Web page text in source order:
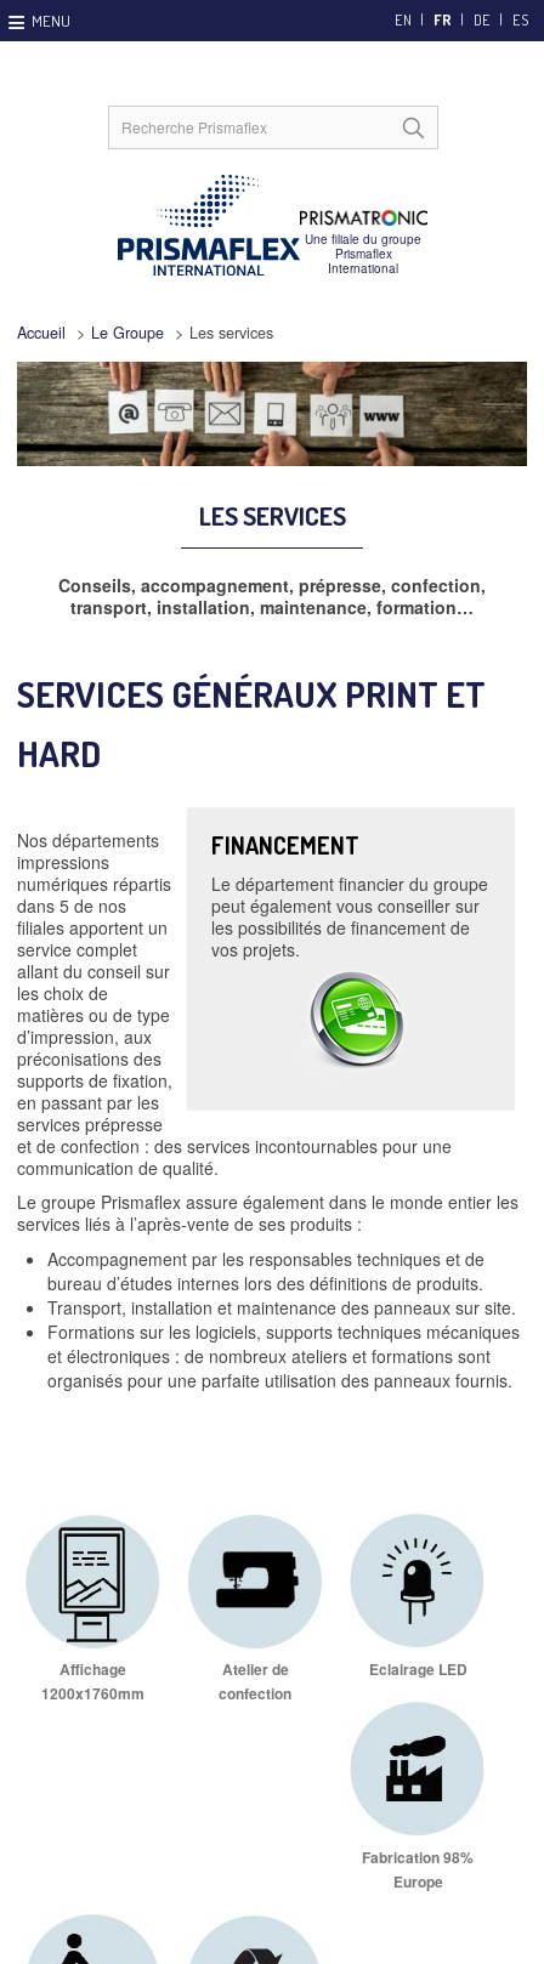
EN FR DE ES
Accueil > Le Groupe > Les services
LES SERVICES
Conseils, accompagnement, prépresse, confection,
transport, installation, maintenance, formation…
SERVICES GÉNÉRAUX PRINT ET
HARD
FINANCEMENT
Le département financier du groupe
peut également vous conseiller sur
les possibilités de financement de
vos projets.
Nos départements
impressions
numériques répartis
dans 5 de nos
filiales apportent un
service complet
allant du conseil sur
les choix de
matières ou de type
d’impression, aux
préconisations des
supports de fixation,
en passant par les
services prépresse
et de confection : des services incontournables pour une
communication de qualité.
Le groupe Prismaflex assure également dans le monde entier les
services liés à l’après-vente de ses produits :
Accompagnement par les responsables techniques et de
bureau d’études internes lors des définitions de produits.
Transport, installation et maintenance des panneaux sur site.
Formations sur les logiciels, supports techniques mécaniques
et électroniques : de nombreux ateliers et formations sont
organisés pour une parfaite utilisation des panneaux fournis.
Affichage
1200x1760mm
Atelier de
confection
Eclairage LED
Fabrication 98%
Europe